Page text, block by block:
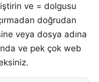
ve = dolgusu
doğrudan
veya dosya adına
ve pek çok web